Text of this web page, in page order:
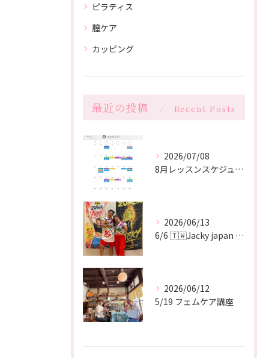
ピラティス
膣ケア
カッピング
最近の投稿 Recent Posts
2026/07/08
8月レッスンスケジュール
2026/06/13
6/6 🇹🇼Jacky japan tour
2026/06/12
5/19 フェムケア講座